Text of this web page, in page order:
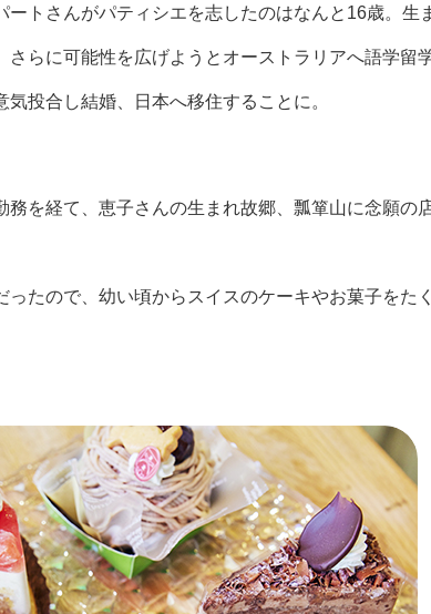
ートさんがパティシエを志したのはなんと16歳。
さらに可能性を広げようとオーストラリアへ語学
投合し結婚、日本へ移住することに。
務を経て、恵子さんの生まれ故郷、瓢箪山に念願
ったので、幼い頃からスイスのケーキやお菓子を